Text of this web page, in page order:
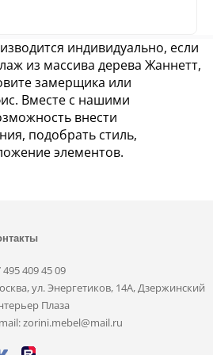
индивидуально, если
из массива дерева Жаннетт,
замерщика или
Вместе с нашими
внести
подобрать стиль,
элементов.
495 409 45 09
ул. Энергетиков, 14А, Дзержинский
Плаза
zorini.mebel@mail.ru